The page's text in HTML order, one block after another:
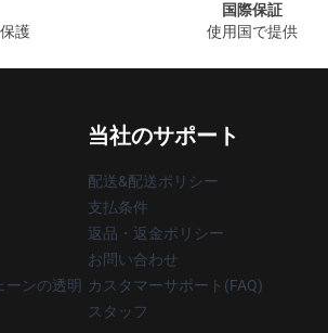
護
国際保証
使用国で提供
ーンの透明
当社のサポート
配送&配送ポリシー
支払条件
返品・返金ポリシー
お問い合わせ
カスタマーサポート(FAQ)
スタッフ